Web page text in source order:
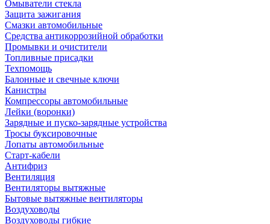
Омыватели стекла
Защита зажигания
Смазки автомобильные
Средства антикоррозийной обработки
Промывки и очистители
Топливные присадки
Техпомощь
Балонные и свечные ключи
Канистры
Компрессоры автомобильные
Лейки (воронки)
Зарядные и пуско-зарядные устройства
Тросы буксировочные
Лопаты автомобильные
Старт-кабели
Антифриз
Вентиляция
Вентиляторы вытяжные
Бытовые вытяжные вентиляторы
Воздуховоды
Воздуховоды гибкие